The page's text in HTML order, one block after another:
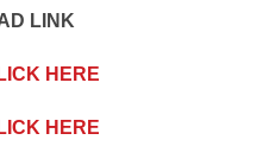
LINK
HERE
HERE